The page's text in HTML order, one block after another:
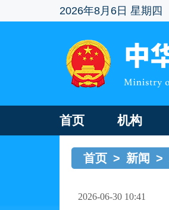
2026年8月6日 星期四
首页 机构
首页 > 新闻 >
2026-06-30 10:41